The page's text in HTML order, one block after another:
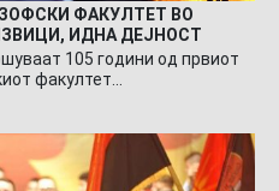
ФАКУЛТЕТ ВО
ИДНА ДЕЈНОСТ
105 години од првиот
факултет…